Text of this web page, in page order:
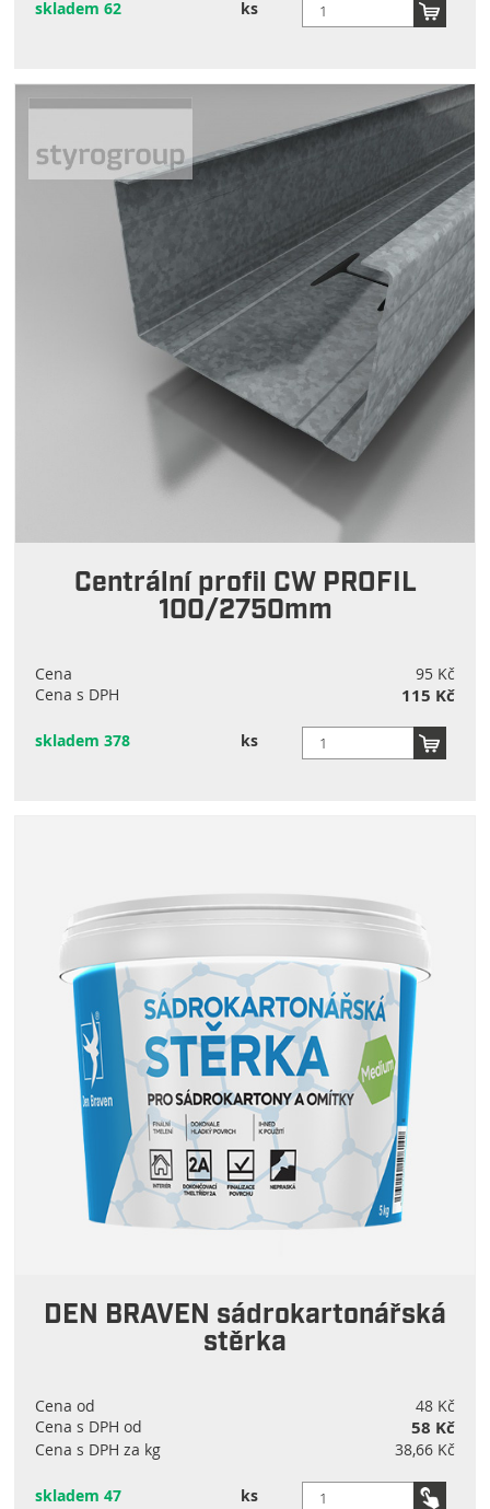
skladem 62 ks
Centrální profil CW PROFIL
100/2750mm
Cena
95 Kč
Cena s DPH
115 Kč
skladem 378 ks
DEN BRAVEN sádrokartonářská
stěrka
Cena od
48 Kč
Cena s DPH od
58 Kč
Cena s DPH za kg 38,66 Kč
skladem 47 ks